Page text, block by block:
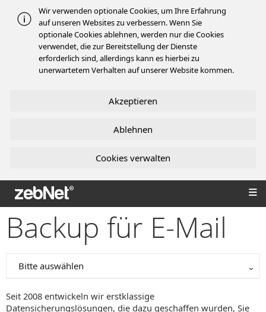
Wir verwenden optionale Cookies, um Ihre Erfahrung
auf unseren Websites zu verbessern. Wenn Sie
optionale Cookies ablehnen, werden nur die Cookies
verwendet, die zur Bereitstellung der Dienste
erforderlich sind, allerdings kann es hierbei zu
unerwartetem Verhalten auf unserer Website kommen.
Akzeptieren
Ablehnen
Cookies verwalten
zebNet®
Backup für E-Mail
Bitte auswählen
Seit 2008 entwickeln wir erstklassige
Datensicherungslösungen, die dazu geschaffen wurden, Sie